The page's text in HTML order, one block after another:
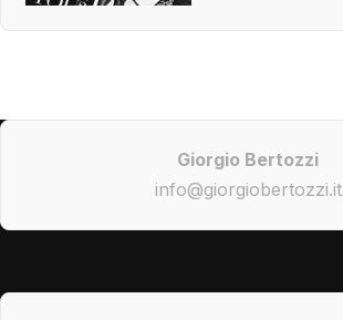
Giorgio Bertozzi
info@giorgiobertozzi.it